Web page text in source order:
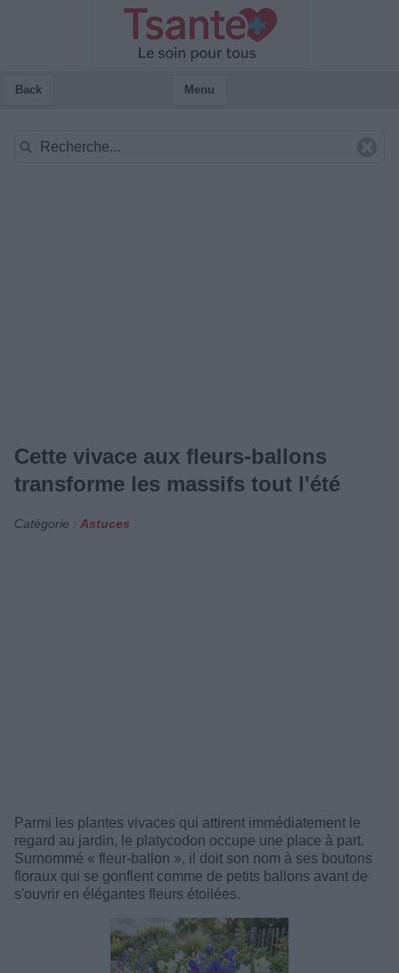
Back Menu
Cette vivace aux fleurs-ballons
transforme les massifs tout l'été
Catégorie : Astuces
Parmi les plantes vivaces qui attirent immédiatement le
regard au jardin, le platycodon occupe une place à part.
Surnommé « fleur-ballon », il doit son nom à ses boutons
floraux qui se gonflent comme de petits ballons avant de
s'ouvrir en élégantes fleurs étoilées.